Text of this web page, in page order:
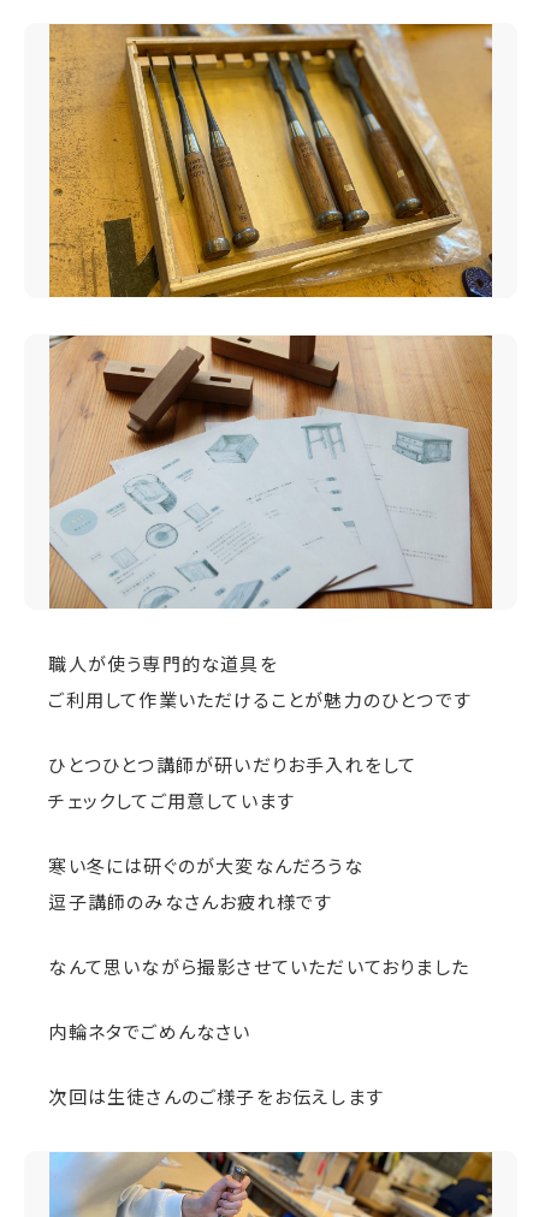
職人が使う専門的な道具を
ご利用して作業いただけることが魅力のひとつです
ひとつひとつ講師が研いだりお手入れをして
チェックしてご用意しています
寒い冬には研ぐのが大変なんだろうな
逗子講師のみなさんお疲れ様です
なんて思いながら撮影させていただいておりました
内輪ネタでごめんなさい
次回は生徒さんのご様子をお伝えします